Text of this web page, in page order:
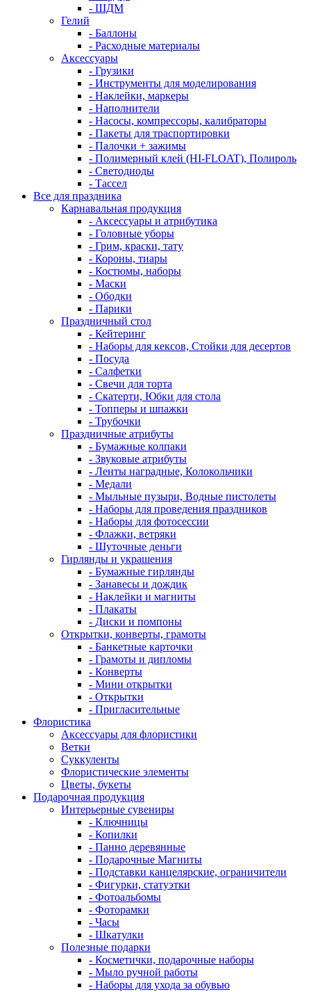
- ШДМ
Гелий
- Баллоны
- Расходные материалы
Аксессуары
- Грузики
- Инструменты для моделирования
- Наклейки, маркеры
- Наполнители
- Насосы, компрессоры, калибраторы
- Пакеты для траспортировки
- Палочки + зажимы
- Полимерный клей (HI-FLOAT), Полироль
- Светодиоды
- Тассел
Все для праздника
Карнавальная продукция
- Аксессуары и атрибутика
- Головные уборы
- Грим, краски, тату
- Короны, тиары
- Костюмы, наборы
- Маски
- Ободки
- Парики
Праздничный стол
- Кейтеринг
- Наборы для кексов, Стойки для десертов
- Посуда
- Салфетки
- Свечи для торта
- Скатерти, Юбки для стола
- Топперы и шпажки
- Трубочки
Праздничные атрибуты
- Бумажные колпаки
- Звуковые атрибуты
- Ленты наградные, Колокольчики
- Медали
- Мыльные пузыри, Водные пистолеты
- Наборы для проведения праздников
- Наборы для фотосессии
- Флажки, ветряки
- Шуточные деньги
Гирлянды и украшения
- Бумажные гирлянды
- Занавесы и дождик
- Наклейки и магниты
- Плакаты
- Диски и помпоны
Открытки, конверты, грамоты
- Банкетные карточки
- Грамоты и дипломы
- Конверты
- Мини открытки
- Открытки
- Пригласительные
Флористика
Аксессуары для флористики
Ветки
Суккуленты
Флористические элементы
Цветы, букеты
Подарочная продукция
Интерьерные сувениры
- Ключницы
- Копилки
- Панно деревянные
- Подарочные Магниты
- Подставки канцелярские, ограничители
- Фигурки, статуэтки
- Фотоальбомы
- Фоторамки
- Часы
- Шкатулки
Полезные подарки
- Косметички, подарочные наборы
- Мыло ручной работы
- Наборы для ухода за обувью